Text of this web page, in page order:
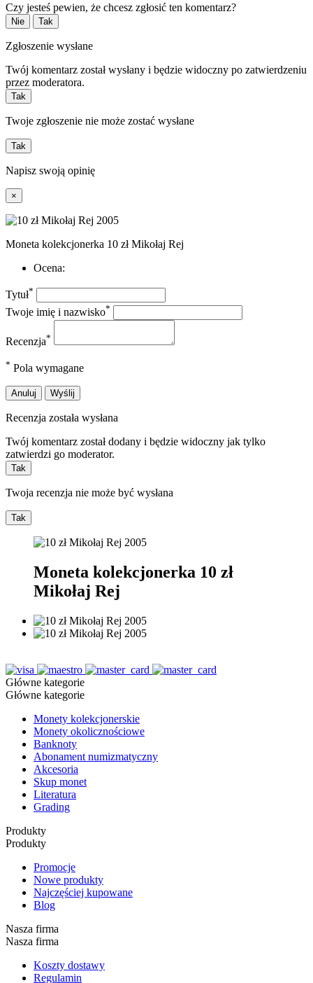
Czy jesteś pewien, że chcesz zgłosić ten komentarz?
Nie Tak
Zgłoszenie wysłane
Twój komentarz został wysłany i będzie widoczny po zatwierdzeniu
przez moderatora.
Tak
Twoje zgłoszenie nie może zostać wysłane
Tak
Napisz swoją opinię
×
Moneta kolekcjonerka 10 zł Mikołaj Rej
Ocena:
Tytuł*
Twoje imię i nazwisko*
Recenzja*
* Pola wymagane
Anuluj Wyślij
Recenzja została wysłana
Twój komentarz został dodany i będzie widoczny jak tylko
zatwierdzi go moderator.
Tak
Twoja recenzja nie może być wysłana
Tak
Moneta kolekcjonerka 10 zł
Mikołaj Rej
Główne kategorie
Główne kategorie
Monety kolekcjonerskie
Monety okolicznościowe
Banknoty
Abonament numizmatyczny
Akcesoria
Skup monet
Literatura
Grading
Produkty
Produkty
Promocje
Nowe produkty
Najczęściej kupowane
Blog
Nasza firma
Nasza firma
Koszty dostawy
Regulamin